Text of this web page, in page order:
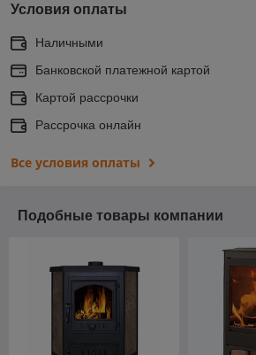
Условия оплаты
Наличными
Банковской платежной картой
Картой рассрочки
Рассрочка онлайн
Все условия оплаты
Подобные товары компании